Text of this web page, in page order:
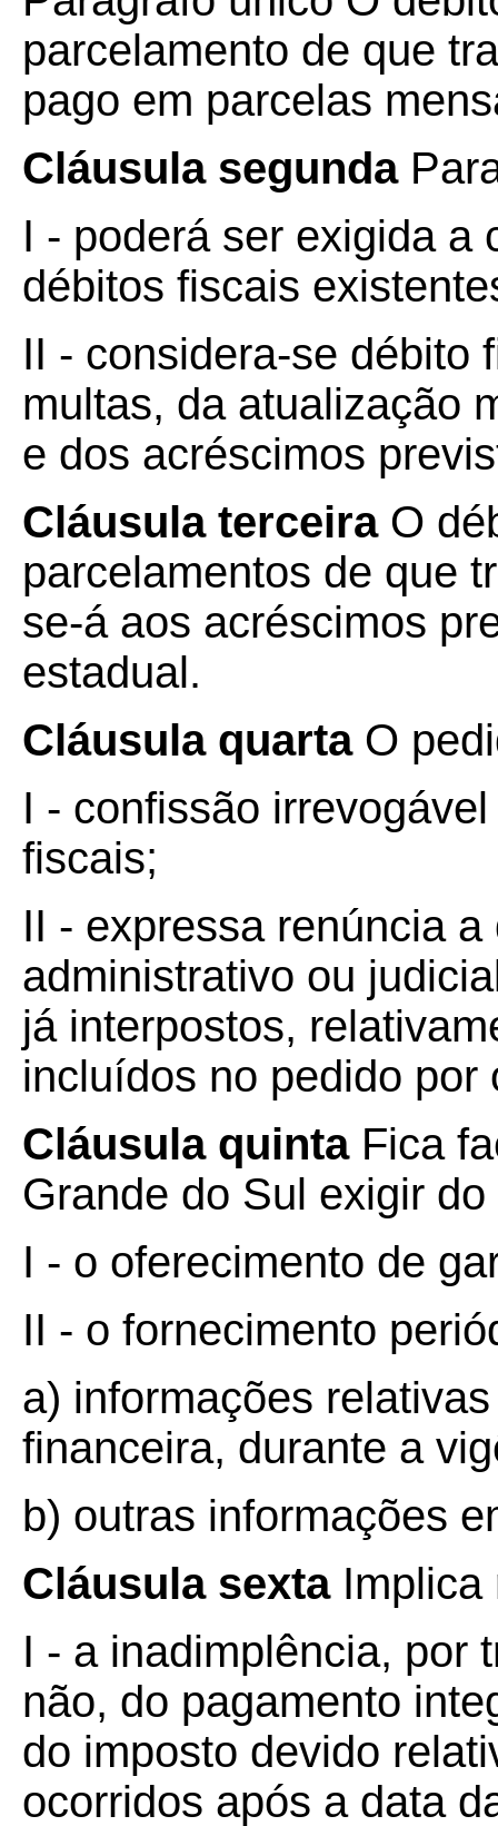
parcelamento de que
pago em parcelas
Cláusula segunda
I - poderá ser exigida a
débitos fiscais
II - considera-se débito
multas, da atualização
e dos acréscimos
Cláusula terceiraO
parcelamentos de que
se-á aos acréscimos
estadual.
Cláusula quartaO
I - confissão
fiscais;
II - expressa renúncia
administrativo ou
já interpostos,
incluídos no pedido por
Cláusula quinta Fica
Grande do Sul exigir
I - o oferecimento de
II - o fornecimento
a) informações
financeira, durante a
b) outras informações
Cláusula sextaImplica
I - a inadimplência, por
não, do pagamento
do imposto devido
ocorridos após a data